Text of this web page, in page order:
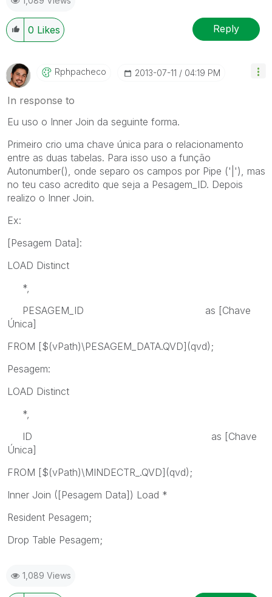
0 Likes Reply
Rphpacheco ‎2013-07-11 04:19 PM
In response to
Eu uso o Inner Join da seguinte forma.
Primeiro crio uma chave única para o relacionamento
entre as duas tabelas. Para isso uso a função
Autonumber(), onde separo os campos por Pipe ('|'), mas
no teu caso acredito que seja a Pesagem_ID. Depois
realizo o Inner Join.
Ex:
[Pesagem Data]:
LOAD Distinct
*,
PESAGEM_ID as [Chave
Única]
FROM [$(vPath)\PESAGEM_DATA.QVD](qvd);
Pesagem:
LOAD Distinct
*,
ID as [Chave
Única]
FROM [$(vPath)\MINDECTR_.QVD](qvd);
Inner Join ([Pesagem Data]) Load *
Resident Pesagem;
Drop Table Pesagem;
1,089 Views